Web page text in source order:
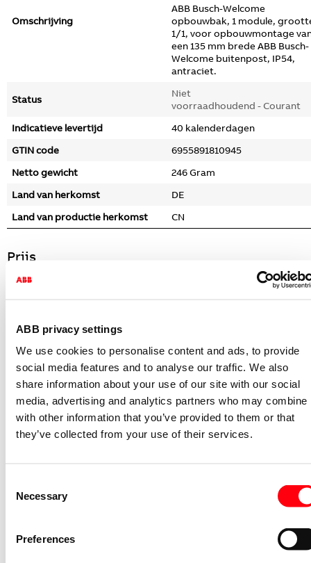
ABB privacy settings
We use cookies to personalise content and ads, to provide
social media features and to analyse our traffic. We also
share information about your use of our site with our social
media, advertising and analytics partners who may combine
with other information that you’ve provided to them or that
they’ve collected from your use of their services.
Selection
Necessary
Preferences
Omschrijving
ABB Busch-Welcome
opbouwbak, 1 module,
1/1, voor opbouwmontage
een 135 mm brede ABB Busch-
Welcome buitenpost, IP54,
antraciet.
Status
Niet
voorraadhoudend - Courant
Indicatieve levertijd
40 kalenderdagen
GTIN code
6955891810945
Netto gewicht
246 Gram
Land van herkomst
DE
Land van productie herkomst
CN
Prijs
Bruto prijs
Conditiegroep
Logistieke gegevens
Artikelnummer beschrijft
1 PC
Minimum afname
1 PC
Stapgrootte afname
1 PC
CBS nummer
Specificaties